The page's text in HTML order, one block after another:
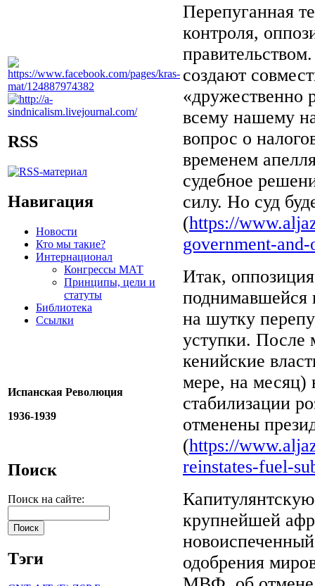
RSS
Навигация
Новости
Кто мы такие?
Интернационал
Конгрессы МАТ
Принципы, цели и
статуты
Библиотека
Ссылки
Испанская Революция
1936-1939
Поиск
Поиск на сайте:
Тэги
Перепуганная
контроля,
создают
«дружественно
всему нашему
вопрос о
временем
судебное
силу. Но суд
(https://
government-
Итак,
поднимавшейся
на шутку
уступки. После
кенийские
мере, на месяц)
стабилизации
отменены
(https://
reinstates-fuel-
крупнейшей
одобрения